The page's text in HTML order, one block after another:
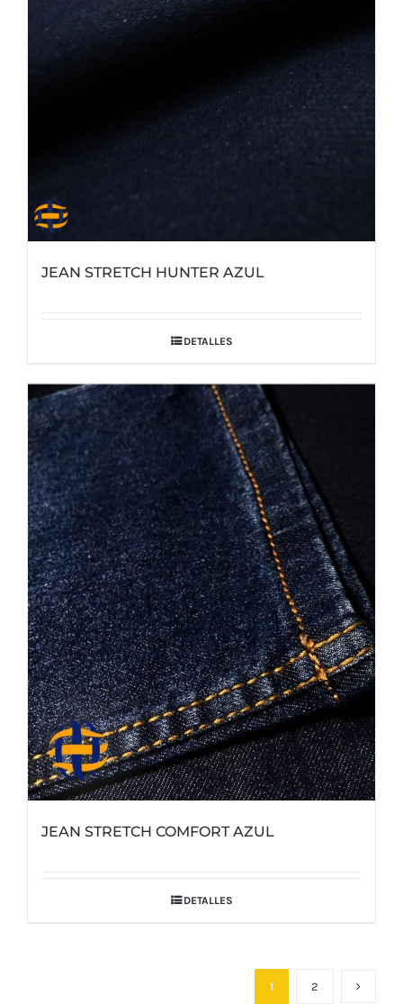
JEAN STRETCH HUNTER AZUL
DETALLES
JEAN STRETCH COMFORT AZUL
DETALLES
1 2